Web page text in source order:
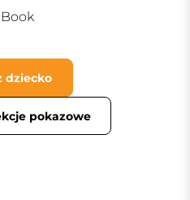
dziecko
pokazowe